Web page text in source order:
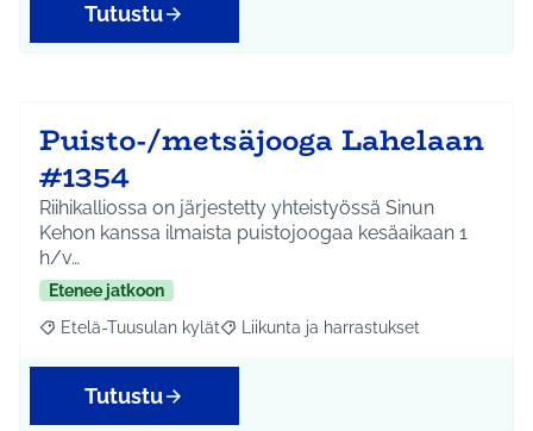
Tutustu
Puisto-/metsäjooga Lahelaan
#1354
Riihikalliossa on järjestetty yhteistyössä Sinun
Kehon kanssa ilmaista puistojoogaa kesäaikaan 1
h/v…
Etenee jatkoon
Rajaa tulokset aihepiirin mukaan: Etelä-Tuusulan kylät
Etelä-Tuusulan kylät Rajaa tulokset teeman mukaan:
Liikunta ja harrastukset
Tutustu